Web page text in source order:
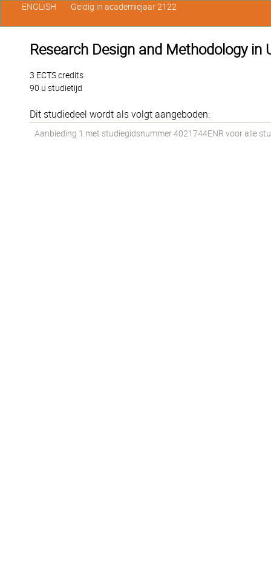
Research Design and Methodology in
3 ECTS credits
90 u studietijd
Dit studiedeel wordt als volgt aangeboden:
Aanbieding 1 met studiegidsnummer 4021744ENR voor alle
ENGLISH Geldig in academiejaar 2122